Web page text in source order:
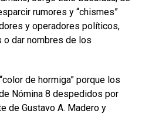
rumores y “chismes”
y operadores políticos,
o dar nombres de los
de hormiga” porque los
Nómina 8 despedidos por
de Gustavo A. Madero y